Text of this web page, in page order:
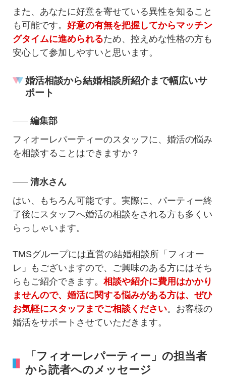
また、あなたに好意を寄せている異性を知ること
も可能です。好意の有無を把握してからマッチン
グタイムに進められるため、控えめな性格の方も
安心して参加しやすいと思います。
婚活相談から結婚相談所紹介まで幅広いサ
ポート
編集部
フィオーレパーティーのスタッフに、婚活の悩み
を相談することはできますか？
清水さん
はい、もちろん可能です。実際に、パーティー終
了後にスタッフへ婚活の相談をされる方も多くい
らっしゃいます。
TMSグループには直営の結婚相談所「フィオー
レ」もございますので、ご興味のある方にはそち
らもご紹介できます。相談や紹介に費用はかかり
ませんので、婚活に関する悩みがある方は、ぜひ
お気軽にスタッフまでご相談ください。お客様の
婚活をサポートさせていただきます。
「フィオーレパーティー」の担当者
から読者へのメッセージ